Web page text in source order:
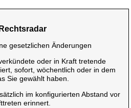
Rechtsradar
gesetzlichen Änderungen
oder in Kraft tretende
sofort, wöchentlich oder in dem
Sie gewählt haben.
im konfigurierten Abstand vor
erinnert.